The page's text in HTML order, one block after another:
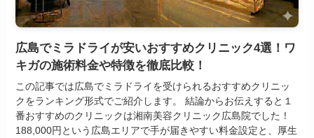
広島でミラドライが安いおすすめクリニック4選！ワ
キガの施術料金や特徴を徹底比較！
この記事では広島でミラドライを受けられるおすすめクリニッ
クをランキング形式でご紹介します。 結論からお伝えすると１
番おすすめのクリニックは湘南美容クリニック広島院でした！
188,000円という広島エリアで手が届きやすい料金設定と、厚生